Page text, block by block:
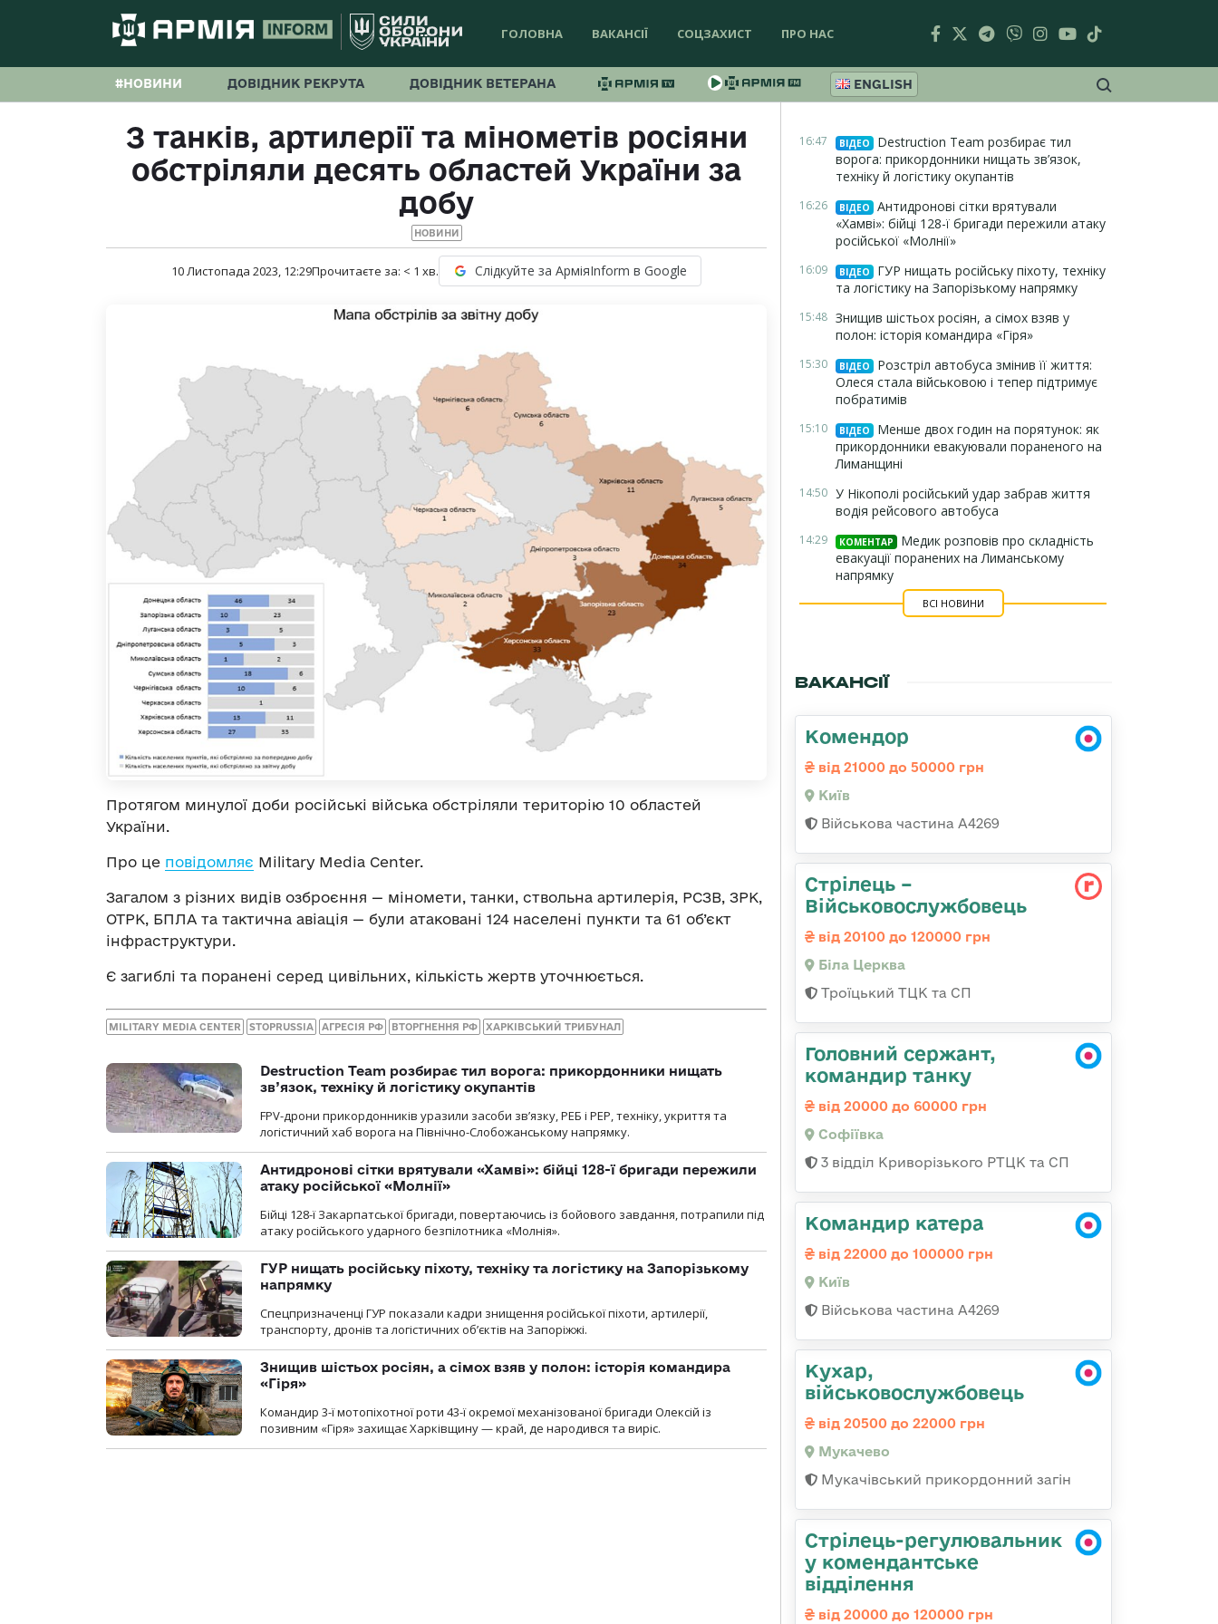
ГОЛОВНА ВАКАНСІЇ СОЦЗАХИСТ ПРО НАС
#НОВИНИ ДОВІДНИК РЕКРУТА ДОВІДНИК ВЕТЕРАНА ENGLISH
З танків, артилерії та мінометів росіяни
обстріляли десять областей України за
добу
НОВИНИ
10 Листопада 2023, 12:29Прочитаєте за: < 1 хв. Слідкуйте за АрміяInform в Google
Протягом минулої доби російські війська обстріляли територію 10 областей
України.
Про це повідомляє Military Media Center.
Загалом з різних видів озброєння — міномети, танки, ствольна артилерія, РСЗВ, ЗРК,
ОТРК, БПЛА та тактична авіація — були атаковані 124 населені пункти та 61 об’єкт
інфраструктури.
Є загиблі та поранені серед цивільних, кількість жертв уточнюється.
MILITARY MEDIA CENTER STOPRUSSIA АГРЕСІЯ РФ ВТОРГНЕННЯ РФ ХАРКІВСЬКИЙ ТРИБУНАЛ
Destruction Team розбирає тил ворога: прикордонники нищать
зв’язок, техніку й логістику окупантів
FPV-дрони прикордонників уразили засоби зв’язку, РЕБ і РЕР, техніку, укриття та
логістичний хаб ворога на Північно-Слобожанському напрямку.
Антидронові сітки врятували «Хамві»: бійці 128-ї бригади пережили
атаку російської «Молнії»
Бійці 128-ї Закарпатської бригади, повертаючись із бойового завдання, потрапили під
атаку російського ударного безпілотника «Молнія».
ГУР нищать російську піхоту, техніку та логістику на Запорізькому
напрямку
Спецпризначенці ГУР показали кадри знищення російської піхоти, артилерії,
транспорту, дронів та логістичних об’єктів на Запоріжжі.
Знищив шістьох росіян, а сімох взяв у полон: історія командира
«Гіря»
Командир 3-ї мотопіхотної роти 43-ї окремої механізованої бригади Олексій із
позивним «Гіря» захищає Харківщину — край, де народився та виріс.
16:47 ВІДЕО
Destruction Team розбирає тил
ворога: прикордонники нищать зв’язок,
техніку й логістику окупантів
16:26 ВІДЕО
Антидронові сітки врятували
«Хамві»: бійці 128-ї бригади пережили атаку
російської «Молнії»
16:09 ВІДЕО
ГУР нищать російську піхоту, техніку
та логістику на Запорізькому напрямку
15:48 Знищив шістьох росіян, а сімох взяв у
полон: історія командира «Гіря»
15:30 ВІДЕО
Розстріл автобуса змінив її життя:
Олеся стала військовою і тепер підтримує
побратимів
15:10 ВІДЕО
Менше двох годин на порятунок: як
прикордонники евакуювали пораненого на
Лиманщині
14:50 У Нікополі російський удар забрав життя
водія рейсового автобуса
14:29 КОМЕНТАР
Медик розповів про складність
евакуації поранених на Лиманському
напрямку
ВСІ НОВИНИ
ВАКАНСІЇ
Комендор
від 21000 до 50000 грн
Київ
Військова частина А4269
Стрілець –
Військовослужбовець
від 20100 до 120000 грн
Біла Церква
Троїцький ТЦК та СП
Головний сержант,
командир танку
від 20000 до 60000 грн
Софіївка
3 відділ Криворізького РТЦК та СП
Командир катера
від 22000 до 100000 грн
Київ
Військова частина А4269
Кухар,
військовослужбовець
від 20500 до 22000 грн
Мукачево
Мукачівський прикордонний загін
Стрілець-регулювальник
у комендантське
відділення
від 20000 до 120000 грн